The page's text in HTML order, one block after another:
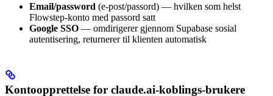
Email/password (e-post/passord) — hvilken som helst
Flowstep-konto med passord satt
Google SSO — omdirigerer gjennom Supabase sosial
autentisering, returnerer til klienten automatisk
Kontoopprettelse for claude.ai-koblings-brukere